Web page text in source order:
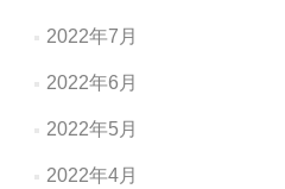
2022年7月
2022年6月
2022年5月
2022年4月